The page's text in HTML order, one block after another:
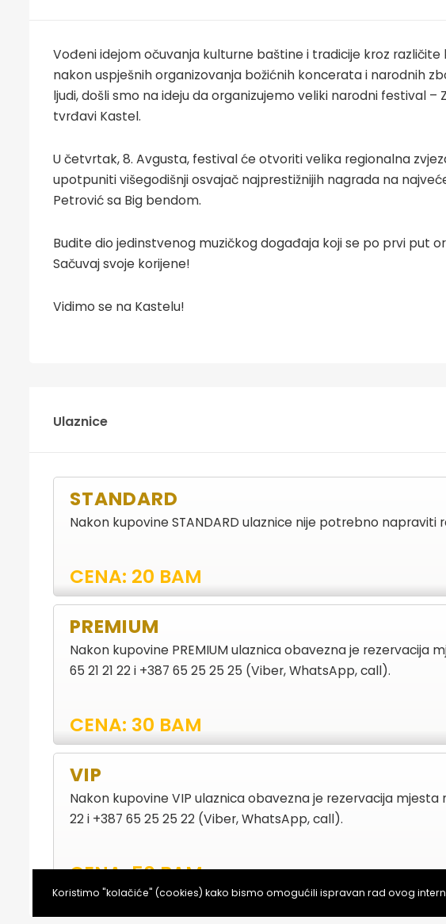
Vođeni idejom očuvanja kulturne baštine i tradicije kroz
nakon uspješnih organizovanja božićnih koncerata i narodnih
ljudi, došli smo na ideju da organizujemo veliki narodni festival –
tvrđavi Kastel.
U četvrtak, 8. Avgusta, festival će otvoriti velika regionalna
upotpuniti višegodišnji osvajač najprestižnijih nagrada na
Petrović sa Big bendom.
Budite dio jedinstvenog muzičkog događaja koji se po prvi put
Sačuvaj svoje korijene!
Vidimo se na Kastelu!
Ulaznice
STANDARD
Nakon kupovine STANDARD ulaznice nije potrebno napraviti
CENA: 20 BAM
PREMIUM
Nakon kupovine PREMIUM ulaznica obavezna je rezervacija
65 21 21 22 i +387 65 25 25 25 (Viber, WhatsApp, call).
CENA: 30 BAM
VIP
Nakon kupovine VIP ulaznica obavezna je rezervacija mjesta
22 i +387 65 25 25 22 (Viber, WhatsApp, call).
CENA: 50 BAM
Koristimo "kolačiće" (cookies) kako bismo omogućili ispravan rad ovog